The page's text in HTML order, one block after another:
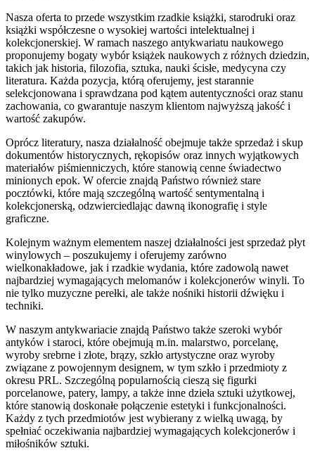
Nasza oferta to przede wszystkim rzadkie książki, starodruki oraz
książki współczesne o wysokiej wartości intelektualnej i
kolekcjonerskiej. W ramach naszego antykwariatu naukowego
proponujemy bogaty wybór książek naukowych z różnych dziedzin,
takich jak historia, filozofia, sztuka, nauki ścisłe, medycyna czy
literatura. Każda pozycja, którą oferujemy, jest starannie
selekcjonowana i sprawdzana pod kątem autentyczności oraz stanu
zachowania, co gwarantuje naszym klientom najwyższą jakość i
wartość zakupów.
Oprócz literatury, nasza działalność obejmuje także sprzedaż i skup
dokumentów historycznych, rękopisów oraz innych wyjątkowych
materiałów piśmienniczych, które stanowią cenne świadectwo
minionych epok. W ofercie znajdą Państwo również stare
pocztówki, które mają szczególną wartość sentymentalną i
kolekcjonerską, odzwierciedlając dawną ikonografię i style
graficzne.
Kolejnym ważnym elementem naszej działalności jest sprzedaż płyt
winylowych – poszukujemy i oferujemy zarówno
wielkonakładowe, jak i rzadkie wydania, które zadowolą nawet
najbardziej wymagających melomanów i kolekcjonerów winyli. To
nie tylko muzyczne perełki, ale także nośniki historii dźwięku i
techniki.
W naszym antykwariacie znajdą Państwo także szeroki wybór
antyków i staroci, które obejmują m.in. malarstwo, porcelanę,
wyroby srebrne i złote, brązy, szkło artystyczne oraz wyroby
związane z powojennym designem, w tym szkło i przedmioty z
okresu PRL. Szczególną popularnością cieszą się figurki
porcelanowe, patery, lampy, a także inne dzieła sztuki użytkowej,
które stanowią doskonałe połączenie estetyki i funkcjonalności.
Każdy z tych przedmiotów jest wybierany z wielką uwagą, by
spełniać oczekiwania najbardziej wymagających kolekcjonerów i
miłośników sztuki.